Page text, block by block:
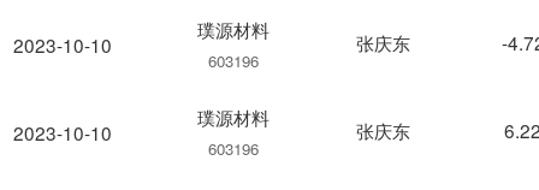
2023-10-10
2023-10-10
璞源材料
603196
张庆东 -
璞源材料
603196
张庆东